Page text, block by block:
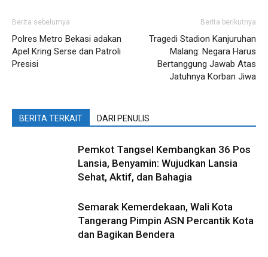
Berita sebelumya
Polres Metro Bekasi adakan
Apel Kring Serse dan Patroli
Presisi
Berita berikutnya
Tragedi Stadion Kanjuruhan
Malang: Negara Harus
Bertanggung Jawab Atas
Jatuhnya Korban Jiwa
BERITA TERKAIT DARI PENULIS
Pemkot Tangsel Kembangkan 36 Pos
Lansia, Benyamin: Wujudkan Lansia
Sehat, Aktif, dan Bahagia
Semarak Kemerdekaan, Wali Kota
Tangerang Pimpin ASN Percantik Kota
dan Bagikan Bendera